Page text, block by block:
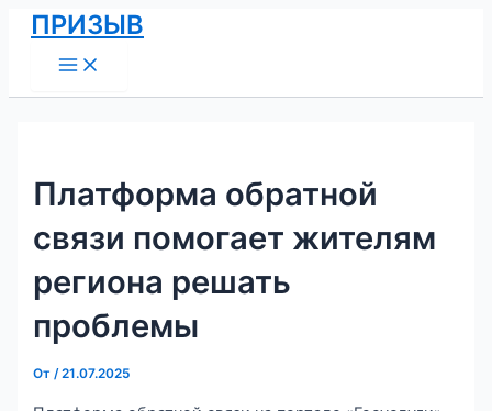
Перейти
содержимому
ПРИЗЫВ
Menu
Платформа обратной
связи помогает жителям
региона решать
проблемы
От/21.07.2025
Навигация
по
записям